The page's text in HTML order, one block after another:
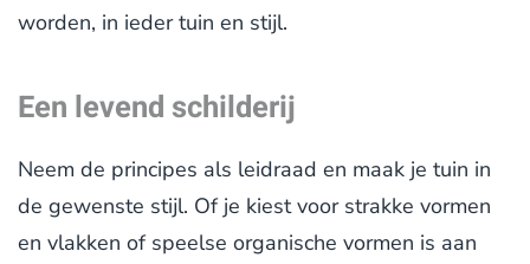
worden, in ieder tuin en stijl.
Een levend schilderij
Neem de principes als leidraad en maak je tuin in
de gewenste stijl. Of je kiest voor strakke vormen
en vlakken of speelse organische vormen is aan